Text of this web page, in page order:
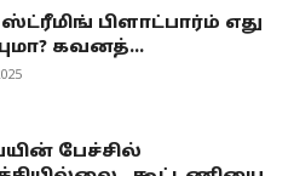
ஸ்ட்ரீமிங் பிளாட்பார்ம் எது
கவனத்...
பேச்சில்